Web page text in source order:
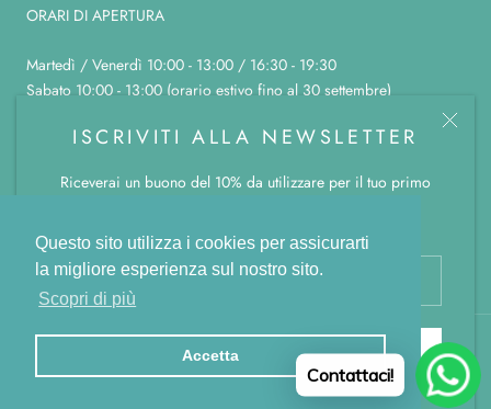
Questo sito utilizza i cookies per assicurarti
la migliore esperienza sul nostro sito.
Scopri di più
Accetta
ISCRIVITI ALLA NEWSLETTER
Riceverai un buono del 10% da utilizzare per il tuo primo
SUBSCRIBE
ORARI DI APERTURA
Martedì / Venerdì 10:00 - 13:00 / 16:30 - 19:30
Sabato 10:00 - 13:00 (orario estivo fino al 30 settembre)
Powered by Shopify
Contattaci!